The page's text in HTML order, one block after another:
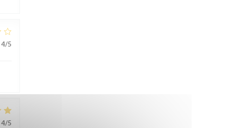
4/5
4/5